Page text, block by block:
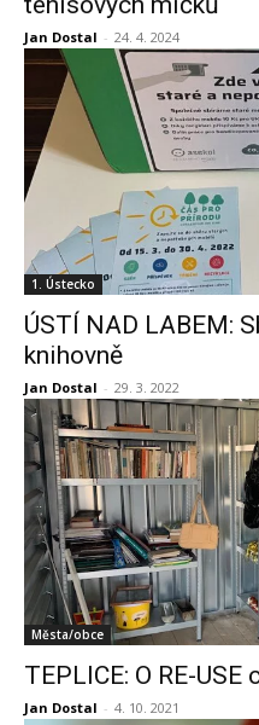
Jan Dostal - 24. 4. 2024
1. Ústecko
ÚSTÍ NAD LABEM:
knihovně
Jan Dostal - 29. 3. 2022
Města/obce
TEPLICE: O RE-
Jan Dostal - 4. 10. 2021